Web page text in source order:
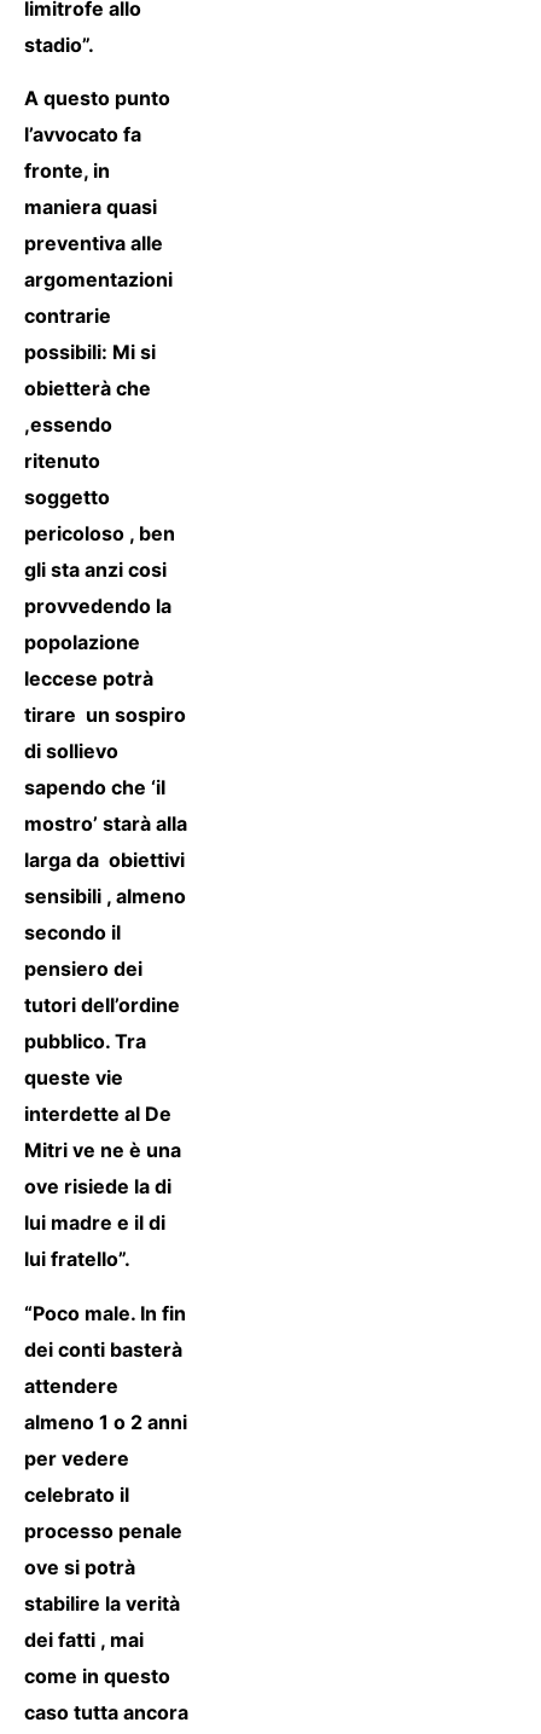
limitrofe allo
stadio”.
A questo punto
l’avvocato fa
fronte, in
maniera quasi
preventiva alle
argomentazioni
contrarie
possibili: Mi si
obietterà che
,essendo
ritenuto
soggetto
pericoloso , ben
gli sta anzi cosi
provvedendo la
popolazione
leccese potrà
tirare un sospiro
di sollievo
sapendo che ‘il
mostro’ starà alla
larga da obiettivi
sensibili , almeno
secondo il
pensiero dei
tutori dell’ordine
pubblico. Tra
queste vie
interdette al De
Mitri ve ne è una
ove risiede la di
lui madre e il di
lui fratello”.
“Poco male. In fin
dei conti basterà
attendere
almeno 1 o 2 anni
per vedere
celebrato il
processo penale
ove si potrà
stabilire la verità
dei fatti , mai
come in questo
caso tutta ancora